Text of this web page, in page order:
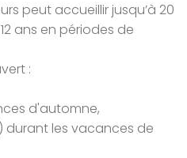
peut accueillir jusqu’à 20
ans en périodes de
:
d'automne,
durant les vacances de